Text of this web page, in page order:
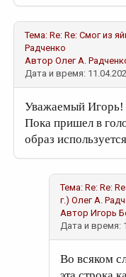
Тема: Re: Re: Смог из
Радченко
Автор Олег А.
Дата и время:
Уважаемый Игорь!
Пока пришел в
образ
Тема: Re: Re:
г.) Олег А.
Автор Игорь
Дата и время:
Во всяком